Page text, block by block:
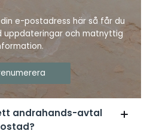
starkt rekommenderat. Ett
dig och hyresgästen.
din e-postadress här så får du
uppdateringar och matnyttig
andrahands-avtal